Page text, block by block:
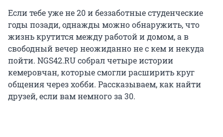
Если тебе уже не 20 и беззаботные студенческие
годы позади, однажды можно обнаружить, что
жизнь крутится между работой и домом, а в
свободный вечер неожиданно не с кем и некуда
пойти. NGS42.RU собрал четыре истории
кемеровчан, которые смогли расширить круг
общения через хобби. Рассказываем, как найти
друзей, если вам немного за 30.